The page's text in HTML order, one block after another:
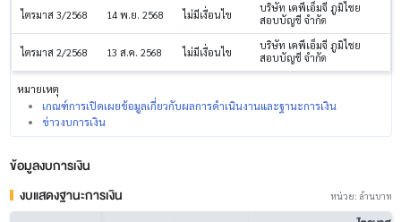
ไตรมาส 3/2568 14 พ.ย. 2568 ไม่มีเงื่อนไข
บริษัท เคพีเอ็มจี ภูมิไชย
สอบบัญชี จำกัด
ไตรมาส 2/2568 13 ส.ค. 2568 ไม่มีเงื่อนไข
บริษัท เคพีเอ็มจี ภูมิไชย
สอบบัญชี จำกัด
หมายเหตุ
เกณฑ์การเปิดเผยข้อมูลเกี่ยวกับผลการดำเนินงานและฐานะการเงิน
ข่าวงบการเงิน
ข้อมูลงบการเงิน
งบแสดงฐานะการเงิน
หน่วย: ล้านบาท